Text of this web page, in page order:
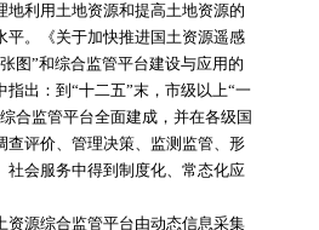
地利用土地资源和提高土地资源的
平。《关于加快推进国土资源遥感
图”和综合监管平台建设与应用的
指出：到“十二五”末，市级以上“一
合监管平台全面建成，并在各级国
查评价、管理决策、监测监管、形
社会服务中得到制度化、常态化应
源综合监管平台由动态信息采集